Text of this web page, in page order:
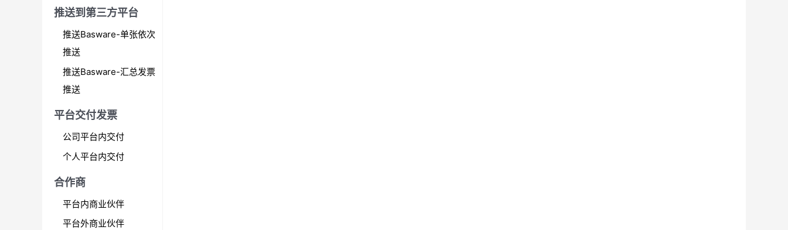
推送到第三方平台
推送Basware-单张依次
推送
推送Basware-汇总发票
推送
平台交付发票
公司平台内交付
个人平台内交付
合作商
平台内商业伙伴
平台外商业伙伴